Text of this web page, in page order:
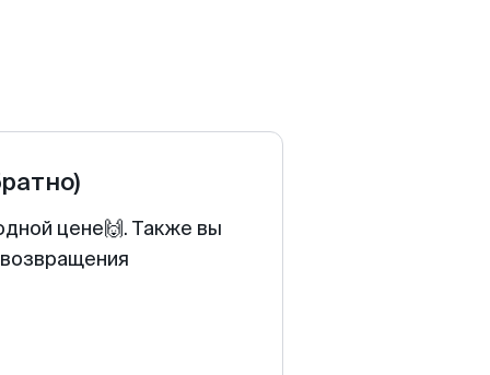
цене🙌. Также вы